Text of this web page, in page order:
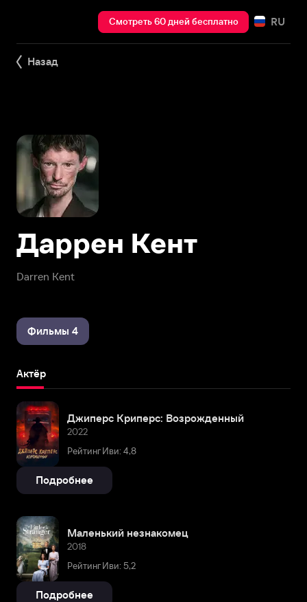
Смотреть 60 дней бесплатно RU
Назад
Darren Kent
Даррен Кент
Фильмы 4
Актёр
Джиперс Криперс: Возрожденный
2022
Рейтинг Иви: 4,8
Подробнее
Маленький незнакомец
2018
Рейтинг Иви: 5,2
Подробнее